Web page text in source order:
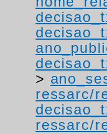
>
ressarc/
ressarc/